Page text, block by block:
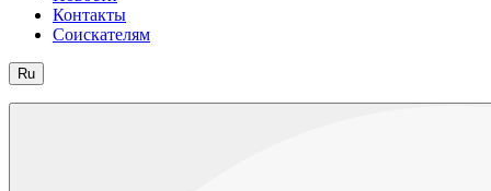
Контакты
Соискателям
Ru